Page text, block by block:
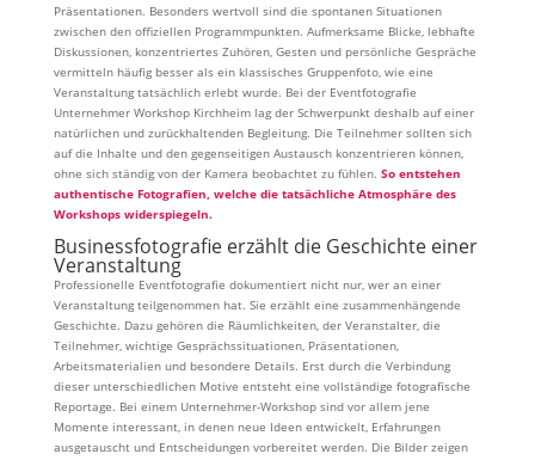
Präsentationen. Besonders wertvoll sind die spontanen Situationen
zwischen den offiziellen Programmpunkten. Aufmerksame Blicke, lebhafte
Diskussionen, konzentriertes Zuhören, Gesten und persönliche Gespräche
vermitteln häufig besser als ein klassisches Gruppenfoto, wie eine
Veranstaltung tatsächlich erlebt wurde. Bei der Eventfotografie
Unternehmer Workshop Kirchheim lag der Schwerpunkt deshalb auf einer
natürlichen und zurückhaltenden Begleitung. Die Teilnehmer sollten sich
auf die Inhalte und den gegenseitigen Austausch konzentrieren können,
ohne sich ständig von der Kamera beobachtet zu fühlen. So entstehen
authentische Fotografien, welche die tatsächliche Atmosphäre des
Workshops widerspiegeln.
Businessfotografie erzählt die Geschichte einer
Veranstaltung
Professionelle Eventfotografie dokumentiert nicht nur, wer an einer
Veranstaltung teilgenommen hat. Sie erzählt eine zusammenhängende
Geschichte. Dazu gehören die Räumlichkeiten, der Veranstalter, die
Teilnehmer, wichtige Gesprächssituationen, Präsentationen,
Arbeitsmaterialien und besondere Details. Erst durch die Verbindung
dieser unterschiedlichen Motive entsteht eine vollständige fotografische
Reportage. Bei einem Unternehmer-Workshop sind vor allem jene
Momente interessant, in denen neue Ideen entwickelt, Erfahrungen
ausgetauscht und Entscheidungen vorbereitet werden. Die Bilder zeigen